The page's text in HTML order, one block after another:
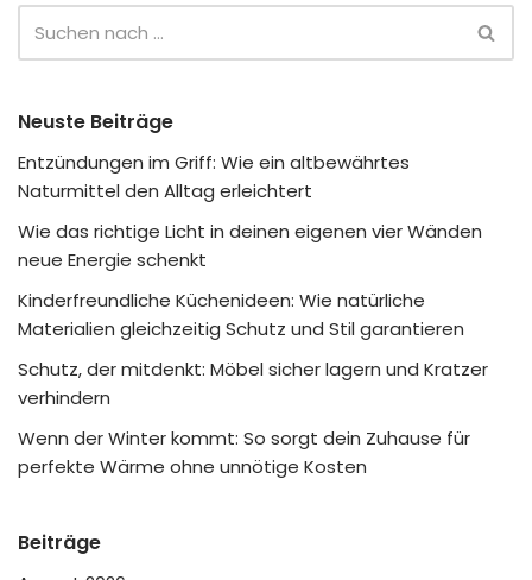
Neuste Beiträge
Entzündungen im Griff: Wie ein altbewährtes
Naturmittel den Alltag erleichtert
Wie das richtige Licht in deinen eigenen vier Wänden
neue Energie schenkt
Kinderfreundliche Küchenideen: Wie natürliche
Materialien gleichzeitig Schutz und Stil garantieren
Schutz, der mitdenkt: Möbel sicher lagern und Kratzer
verhindern
Wenn der Winter kommt: So sorgt dein Zuhause für
perfekte Wärme ohne unnötige Kosten
Beiträge